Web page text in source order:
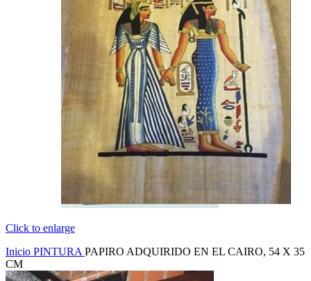
Click to enlarge
Inicio PINTURA PAPIRO ADQUIRIDO EN EL CAIRO, 54 X 35
CM